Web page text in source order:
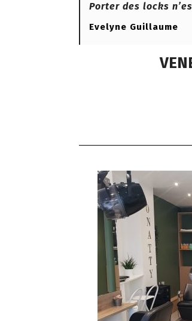
Porter des locks
Evelyne Guillaume